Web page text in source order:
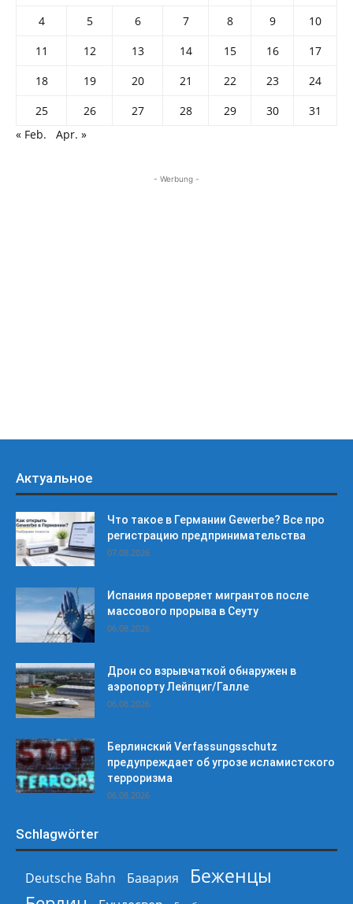
4
5 6 7 8 9
10
11
12 13 14 15 16
17
18
19 20 21 22 23
24
25
26 27 28 29 30
31
« Feb.
Apr. »
- Werbung -
Актуальное
Что такое в Германии Gewerbe? Все про
регистрацию предпринимательства
07.08.2026
Испания проверяет мигрантов после
массового прорыва в Сеуту
06.08.2026
Дрон со взрывчаткой обнаружен в
аэропорту Лейпциг/Галле
06.08.2026
Берлинский Verfassungsschutz
предупреждает об угрозе исламистского
терроризма
06.08.2026
Schlagwörter
Deutsche Bahn Бавария
Беженцы